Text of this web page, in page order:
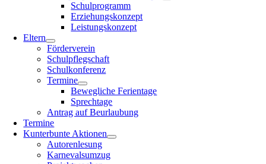
Schulprogramm
Erziehungskonzept
Leistungskonzept
Eltern
Förderverein
Schulpflegschaft
Schulkonferenz
Termine
Bewegliche Ferientage
Sprechtage
Antrag auf Beurlaubung
Termine
Kunterbunte Aktionen
Autorenlesung
Karnevalsumzug